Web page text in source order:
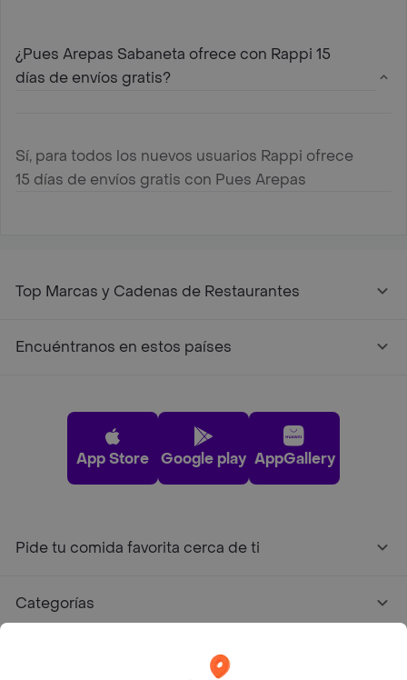
¿Pues Arepas Sabaneta ofrece con Rappi 15
días de envíos gratis?
Sí, para todos los nuevos usuarios Rappi ofrece
15 días de envíos gratis con Pues Arepas
Top Marcas y Cadenas de Restaurantes
Encuéntranos en estos países
App Store Google play AppGallery
Pide tu comida favorita cerca de ti
Categorías